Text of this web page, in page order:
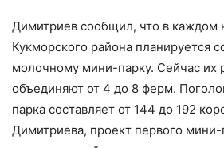
Димитриев сообщил, что в каждом
Кукморского района планируется
молочному мини-парку. Сейчас их
объединяют от 4 до 8 ферм.
парка составляет от 144 до 192
Димитриева, проект первого мини-